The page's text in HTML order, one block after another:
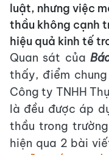
luật, nhưng việc
thầu không cạnh
hiệu quả kinh tế
Quan sát của
thấy, điểm
Công ty TNHH
là đều được áp
thầu trong
hiện qua 2 bài